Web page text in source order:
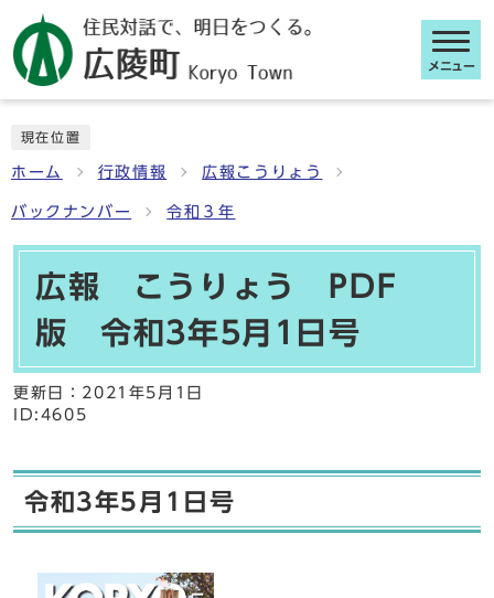
メニュー
現在位置
ホーム 行政情報 広報こうりょう
バックナンバー 令和３年
広報 こうりょう PDF
版 令和3年5月1日号
更新日： 2021年5月1日
ID:4605
令和3年5月1日号